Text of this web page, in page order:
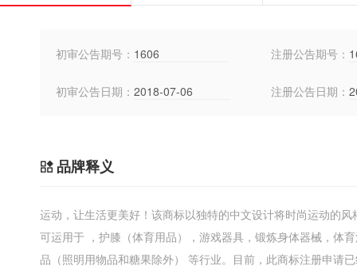
初审公告期号： 1606 注册公告期号：
初审公告日期： 2018-07-06 注册公告日期：
品牌释义
运动，让生活更美好！该商标以独特的中文设计将时尚运动的
可运用于 ，护膝（体育用品），游戏器具，锻炼身体器械，体
品（照明用物品和糖果除外） 等行业。目前，此商标注册申请